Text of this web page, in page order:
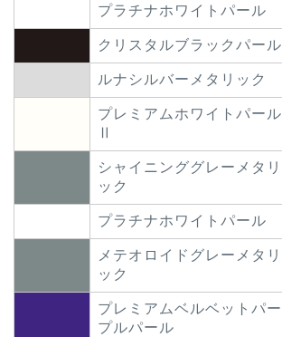
プラチナホワイトパール
クリスタルブラックパール
ルナシルバーメタリック
プレミアムホワイトパール
Ⅱ
シャイニンググレーメタリ
ック
プラチナホワイトパール
メテオロイドグレーメタリ
ック
プレミアムベルベットパー
プルパール